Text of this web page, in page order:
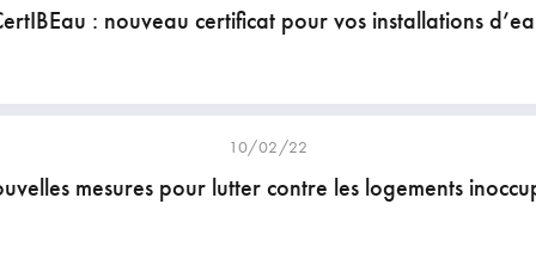
: nouveau certificat pour vos installations
10/02/22
mesures pour lutter contre les logements